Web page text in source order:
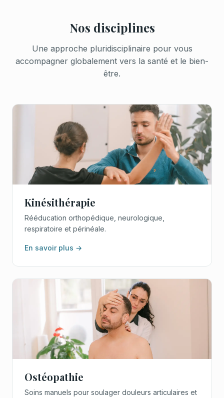
Nos disciplines
Une approche pluridisciplinaire pour vous
accompagner globalement vers la santé et le bien-
être.
Kinésithérapie
Rééducation orthopédique, neurologique,
respiratoire et périnéale.
En savoir plus →
Ostéopathie
Soins manuels pour soulager douleurs articulaires et